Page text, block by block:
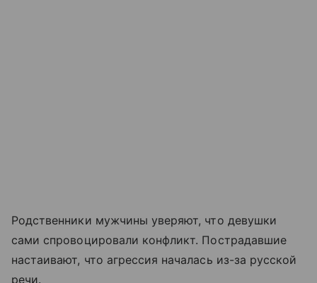
Родственники мужчины уверяют, что девушки
сами спровоцировали конфликт. Пострадавшие
настаивают, что агрессия началась из-за русской
речи.